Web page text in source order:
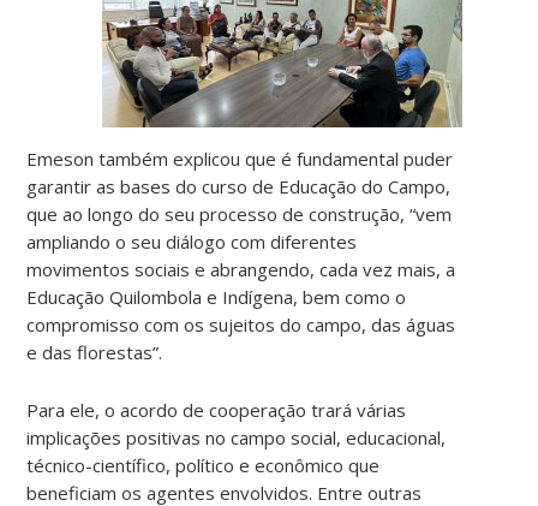
Emeson também explicou que é fundamental puder
garantir as bases do curso de Educação do Campo,
que ao longo do seu processo de construção, “vem
ampliando o seu diálogo com diferentes
movimentos sociais e abrangendo, cada vez mais, a
Educação Quilombola e Indígena, bem como o
compromisso com os sujeitos do campo, das águas
e das florestas”.
Para ele, o acordo de cooperação trará várias
implicações positivas no campo social, educacional,
técnico-científico, político e econômico que
beneficiam os agentes envolvidos. Entre outras